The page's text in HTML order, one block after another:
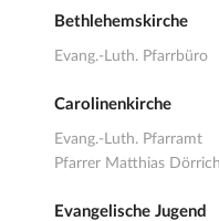
Bethlehemskirche
Evang.-Luth. Pfarrbüro
Carolinenkirche
Evang.-Luth. Pfarramt
Pfarrer Matthias Dörrich
Evangelische Jugend